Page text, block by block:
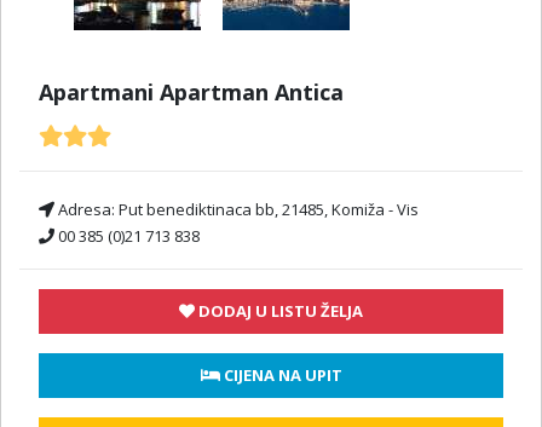
Apartmani Apartman Antica
Adresa: Put benediktinaca bb, 21485, Komiža - Vis
00 385 (0)21 713 838
DODAJ U LISTU ŽELJA
CIJENA NA UPIT